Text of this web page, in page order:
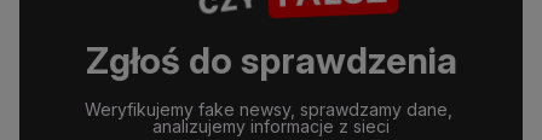
Zgłoś do sprawdzenia
Weryfikujemy fake newsy, sprawdzamy dane,
analizujemy informacje z sieci